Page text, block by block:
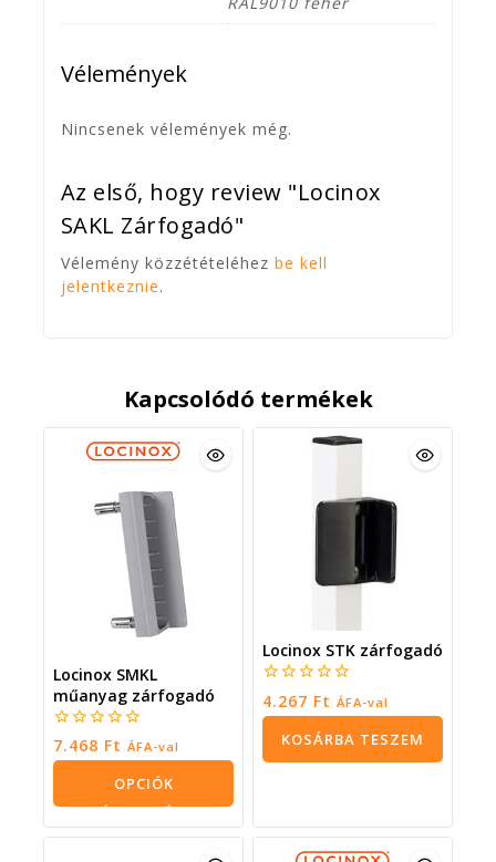
Vélemények
Nincsenek vélemények még.
Az első, hogy review "Locinox
SAKL Zárfogadó"
Vélemény közzétételéhez be kell
jelentkeznie.
Kapcsolódó termékek
Locinox SMKL
műanyag zárfogadó
0
5
7.468 Ft ÁFA-val
OPCIÓK
VÁLASZTÁSA
Locinox STK zárfogadó
0
5
4.267 Ft ÁFA-val
KOSÁRBA TESZEM